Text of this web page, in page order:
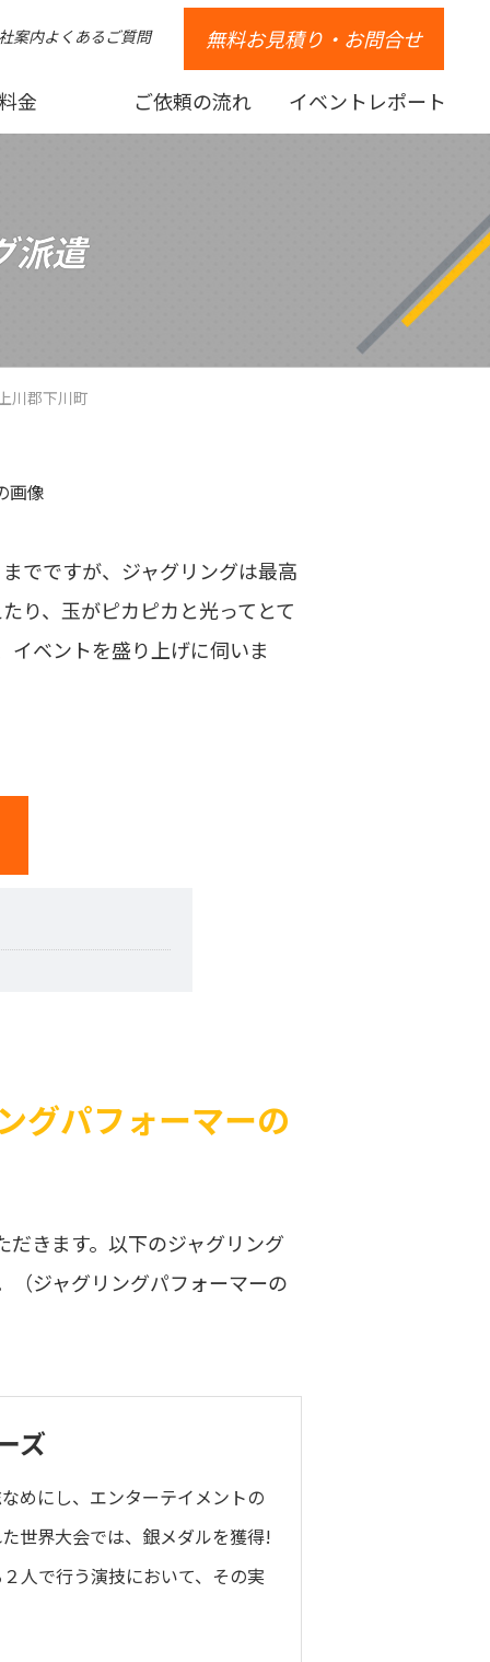
案内よくあるご質問 無料お見積り・お問合せ
金 ご依頼の流れ イベントレポート
派遣
川郡下川町
でですが、ジャグリングは最高
り、玉がピカピカと光ってとて
イベントを盛り上げに伺いま
グパフォーマーの
きます。以下のジャグリング
（ジャグリングパフォーマーの
ズ
めにし、エンターテイメントの
世界大会では、銀メダルを獲得!
人で行う演技において、その実